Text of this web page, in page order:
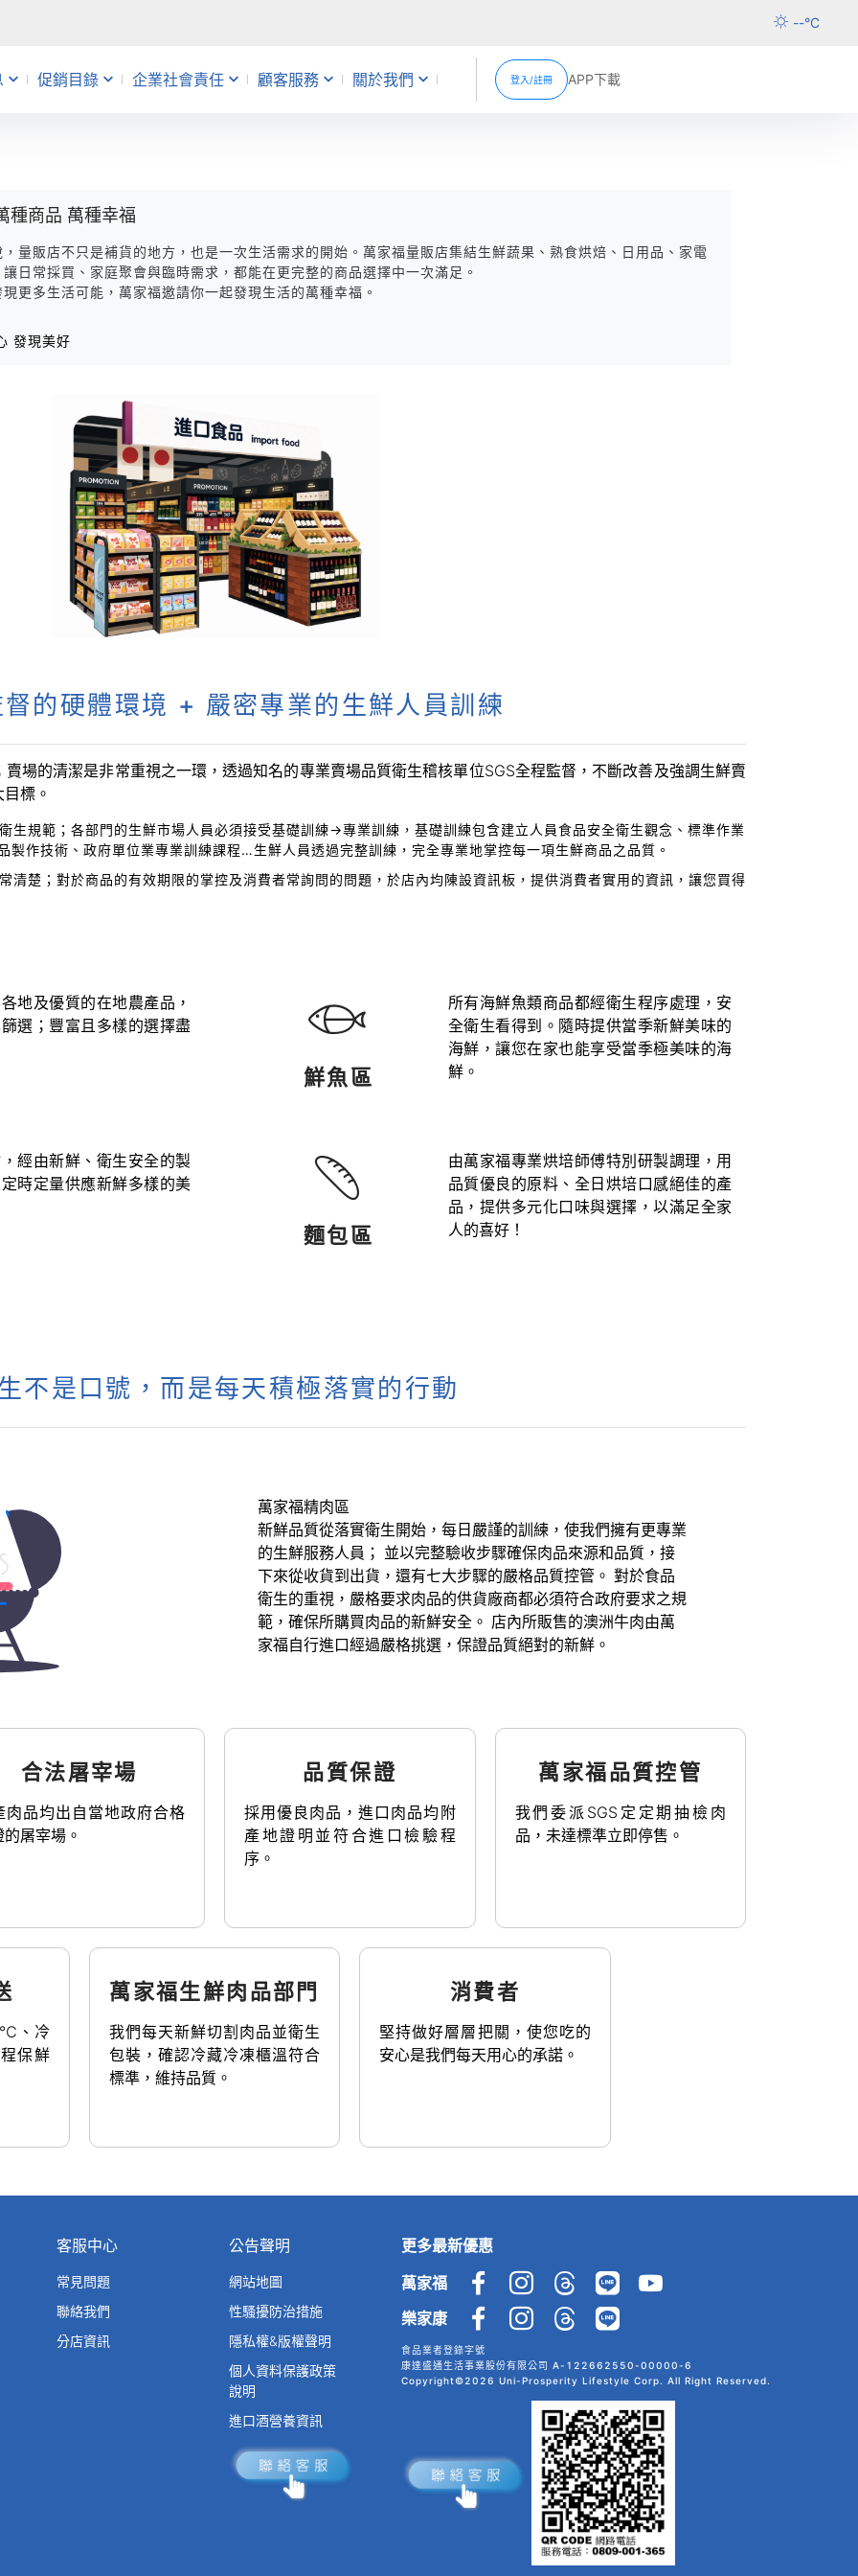
--°C
促銷目錄 企業社會責任 顧客服務 關於我們 登入/註冊 APP下載
種商品 萬種幸福
量販店不只是補貨的地方，也是一次生活需求的開始。萬家福量販店集結生鮮蔬果、熟食烘焙、日用品、家電
日常採買、家庭聚會與臨時需求，都能在更完整的商品選擇中一次滿足。
更多生活可能，萬家福邀請你一起發現生活的萬種幸福。
發現美好
的硬體環境 + 嚴密專業的生鮮人員訓練
場的清潔是非常重視之一環，透過知名的專業賣場品質衛生稽核單位SGS全程監督，不斷改善及強調生鮮賣
標。
生規範；各部門的生鮮市場人員必須接受基礎訓練→專業訓練，基礎訓練包含建立人員食品安全衛生觀念、標準作業
作技術、政府單位業專業訓練課程…生鮮人員透過完整訓練，完全專業地掌控每一項生鮮商品之品質。
清楚；對於商品的有效期限的掌控及消費者常詢問的問題，於店內均陳設資訊板，提供消費者實用的資訊，讓您買得
地及優質的在地農產品，
選；豐富且多樣的選擇盡
鮮魚區
所有海鮮魚類商品都經衛生程序處理，安
全衛生看得到。隨時提供當季新鮮美味的
海鮮，讓您在家也能享受當季極美味的海
鮮。
經由新鮮、衛生安全的製
時定量供應新鮮多樣的美
麵包區
由萬家福專業烘培師傅特別研製調理，用
品質優良的原料、全日烘培口感絕佳的產
品，提供多元化口味與選擇，以滿足全家
人的喜好！
不是口號，而是每天積極落實的行動
萬家福精肉區
新鮮品質從落實衛生開始，每日嚴謹的訓練，使我們擁有更專業
的生鮮服務人員； 並以完整驗收步驟確保肉品來源和品質，接
下來從收貨到出貨，還有七大步驟的嚴格品質控管。 對於食品
衛生的重視，嚴格要求肉品的供貨廠商都必須符合政府要求之規
範，確保所購買肉品的新鮮安全。 店內所販售的澳洲牛肉由萬
家福自行進口經過嚴格挑選，保證品質絕對的新鮮。
合法屠宰場
肉品均出自當地政府合格
屠宰場。
品質保證
採用優良肉品，進口肉品均附
產地證明並符合進口檢驗程
序。
萬家福品質控管
我們委派SGS定定期抽檢肉
品，未達標準立即停售。
、冷
保鮮
萬家福生鮮肉品部門
我們每天新鮮切割肉品並衛生
包裝，確認冷藏冷凍櫃溫符合
標準，維持品質。
消費者
堅持做好層層把關，使您吃的
安心是我們每天用心的承諾。
客服中心
常見問題
聯絡我們
分店資訊
公告聲明
網站地圖
性騷擾防治措施
隱私權&版權聲明
個人資料保護政策
說明
進口酒營養資訊
更多最新優惠
萬家福
樂家康
食品業者登錄字號
康達盛通生活事業股份有限公司 A-122662550-00000-6
Copyright©2026 Uni-Prosperity Lifestyle Corp. All Right Reserved.